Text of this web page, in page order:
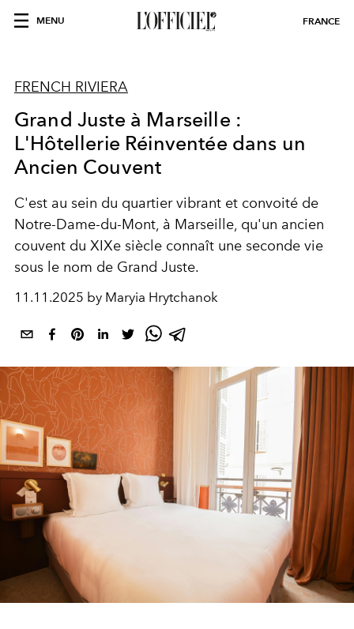
MENU FRANCE
FRENCH RIVIERA
Grand Juste à Marseille :
L'Hôtellerie Réinventée dans un
Ancien Couvent
C'est au sein du quartier vibrant et convoité de
Notre-Dame-du-Mont, à Marseille, qu'un ancien
couvent du XIXe siècle connaît une seconde vie
sous le nom de Grand Juste.
11.11.2025 by Maryia Hrytchanok